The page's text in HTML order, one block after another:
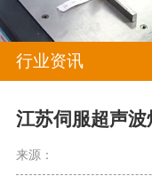
行业资讯
江苏伺服超声
来源：